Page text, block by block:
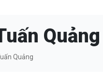
Quảng
Quảng